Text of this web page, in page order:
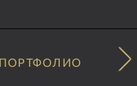
ПОРТФОЛИО